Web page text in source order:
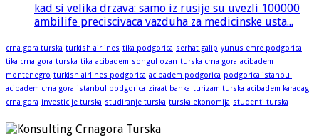
kad si velika drzava: samo iz rusije su uvezli 100000
ambilife preciscivaca vazduha za medicinske usta...
crna gora turska turkish airlines tika podgorica serhat galip yunus emre podgorica
tika crna gora turska tika acibadem songul ozan turska crna gora acibadem
montenegro turkish airlines podgorica acibadem podgorica podgorica istanbul
acibadem crna gora istanbul podgorica ziraat banka turizam turska acibadem karadag
crna gora investicije turska studiranje turska turska ekonomija studenti turska